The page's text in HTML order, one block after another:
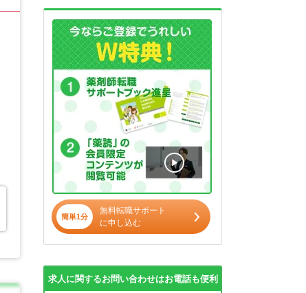
簡単1分
無料転職サポート
に申し込む
求人に関するお問い合わせはお電話も便利